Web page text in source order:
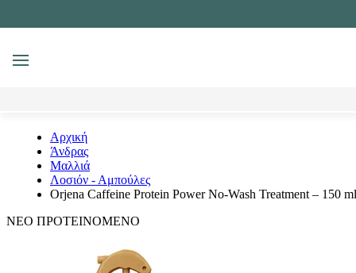
MENU
Αρχική
Άνδρας
Μαλλιά
Λοσιόν - Αμπούλες
Orjena Caffeine Protein Power No-Wash Treatment – 150 ml
ΝΕΟ ΠΡΟΤΕΙΝΟΜΕΝΟ